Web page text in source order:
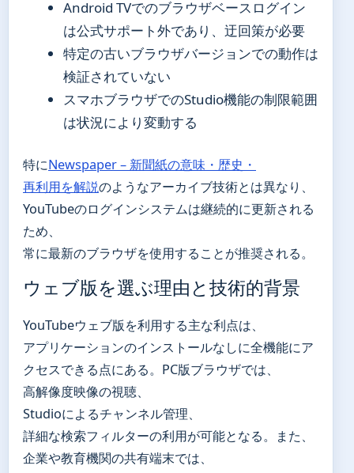
Android TVでのブラウザベースログイン
は公式サポート外であり、迂回策が必要
特定の古いブラウザバージョンでの動作は
検証されていない
スマホブラウザでのStudio機能の制限範囲
は状況により変動する
特にNewspaper – 新聞紙の意味・歴史・
再利用を解説のようなアーカイブ技術とは異なり、
YouTubeのログインシステムは継続的に更新される
ため、
常に最新のブラウザを使用することが推奨される。
ウェブ版を選ぶ理由と技術的背景
YouTubeウェブ版を利用する主な利点は、
アプリケーションのインストールなしに全機能にア
クセスできる点にある。PC版ブラウザでは、
高解像度映像の視聴、
Studioによるチャンネル管理、
詳細な検索フィルターの利用が可能となる。また、
企業や教育機関の共有端末では、